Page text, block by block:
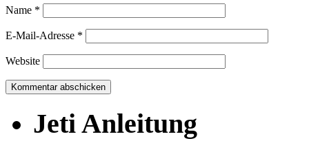
Name *
E-Mail-Adresse *
Website
Jeti Anleitung